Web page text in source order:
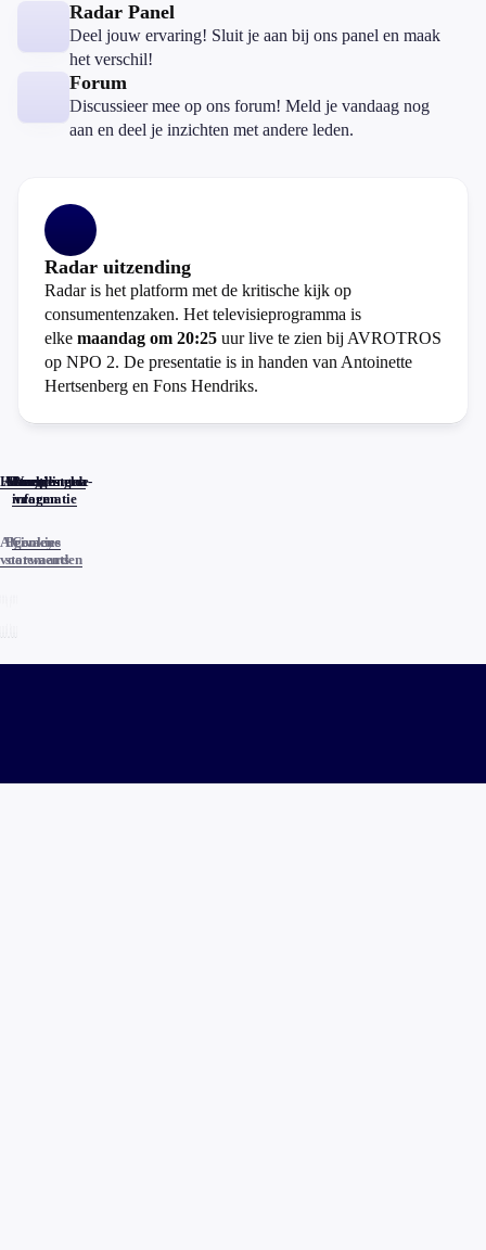
Radar Panel
Deel jouw ervaring! Sluit je aan bij ons panel en maak
het verschil!
Forum
Discussieer mee op ons forum! Meld je vandaag nog
aan en deel je inzichten met andere leden.
Radar uitzending
Radar is het platform met de kritische kijk op
consumentenzaken. Het televisieprogramma is
elke maandag om 20:25 uur live te zien bij AVROTROS
op NPO 2. De presentatie is in handen van Antoinette
Hertsenberg en Fons Hendriks.
Home
Actueel
Uitzendingen
Reacties
Programma-
informatie
Veelgestelde
vragen
Algemene
voorwaarden
Privacy
statements
Cookies